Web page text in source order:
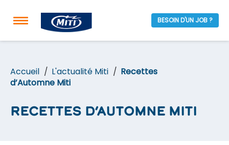
BESOIN D'UN JOB ?
Accueil L'actualité Miti
Recettes
d’Automne Miti
Recettes d’Automne Miti